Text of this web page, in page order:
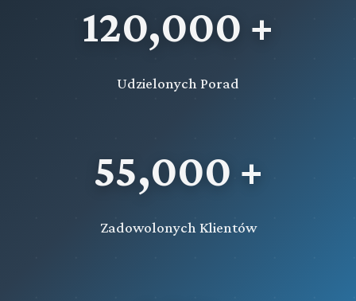
120,000 +
Udzielonych Porad
55,000 +
Zadowolonych Klientów